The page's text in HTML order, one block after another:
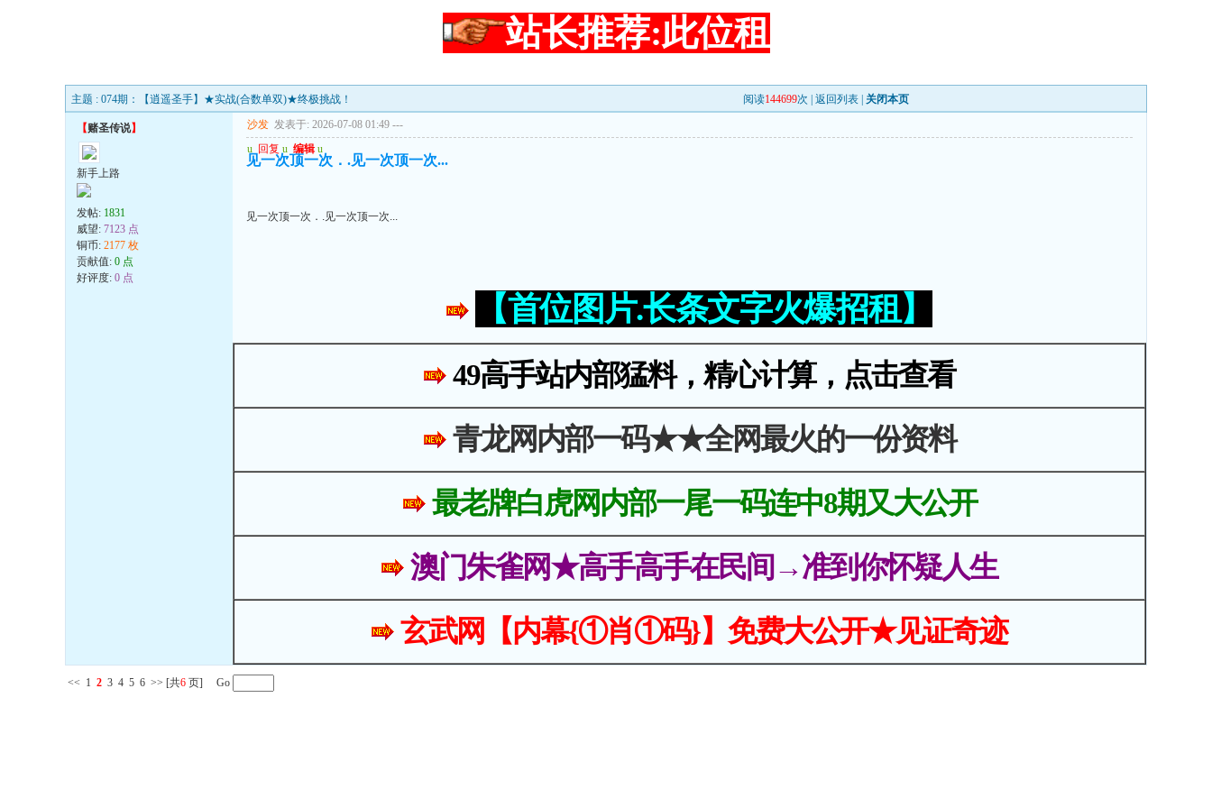
站长推荐:此位租
主题 : 074期：【逍遥圣手】★实战(合数单双)★终极挑战！ 阅读144699次 | 返回列表 关闭本页
【赌圣传说】
新手上路
发帖: 1831
威望: 7123 点
铜币: 2177 枚
贡献值: 0 点
好评度: 0 点
沙发 发表于: 2026-07-08 01:49 ---
u 回复 u 编辑 u
见一次顶一次．.见一次顶一次...
见一次顶一次．.见一次顶一次...
【首位图片.长条文字火爆招租】
49高手站内部猛料，精心计算，点击查看
青龙网内部一码★★全网最火的一份资料
最老牌白虎网内部一尾一码连中8期又大公开
澳门朱雀网★高手高手在民间→准到你怀疑人生
玄武网【内幕{①肖①码}】免费大公开★见证奇迹
<< 1 2 3 4 5 6 >> [共6 页] Go